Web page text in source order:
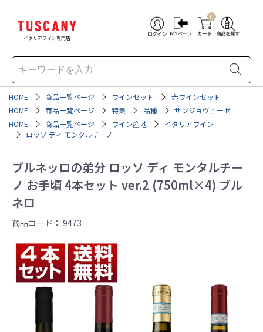
イタリアワイン専門店
0
HOME 商品一覧ページ ワインセット
赤ワインセット
HOME
商品一覧ページ 特集 品種
サンジョヴェーゼ
HOME
商品一覧ページ ワイン産地
イタリアワイン
ロッソ ディ モンタルチーノ
ブルネッロの弟分 ロッソ ディ モンタルチー
ノ お手頃 4本セット ver.2 (750ml×4) ブル
ネロ
商品コード： 9473